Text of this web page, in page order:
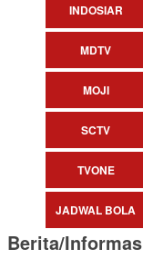
INDOSIAR
MDTV
MOJI
SCTV
TVONE
JADWAL BOLA
Berita/